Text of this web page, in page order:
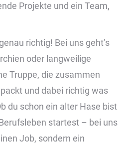
Projekte und ein Team,
richtig! Bei uns geht’s
oder langweilige
Truppe, die zusammen
und dabei richtig was
du schon ein alter Hase bist
startest – bei uns
Job, sondern ein